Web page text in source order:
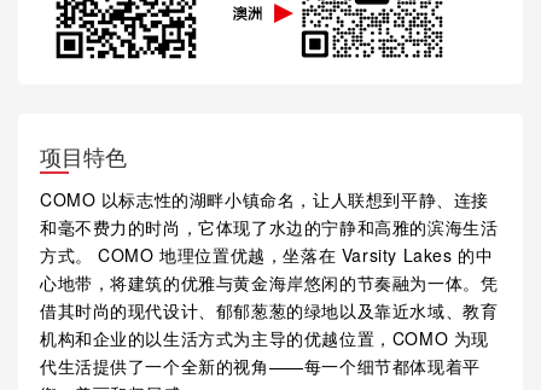
项目特色
COMO 以标志性的湖畔小镇命名，让人联想到平静、连接
和毫不费力的时尚，它体现了水边的宁静和高雅的滨海生活
方式。 COMO 地理位置优越，坐落在 Varsity Lakes 的中
心地带，将建筑的优雅与黄金海岸悠闲的节奏融为一体。凭
借其时尚的现代设计、郁郁葱葱的绿地以及靠近水域、教育
机构和企业的以生活方式为主导的优越位置，COMO 为现
代生活提供了一个全新的视角——每一个细节都体现着平